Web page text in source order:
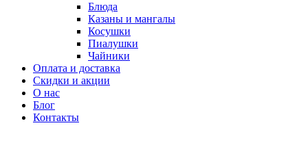
Блюда
Казаны и мангалы
Косушки
Пиалушки
Чайники
Оплата и доставка
Скидки и акции
О нас
Блог
Контакты